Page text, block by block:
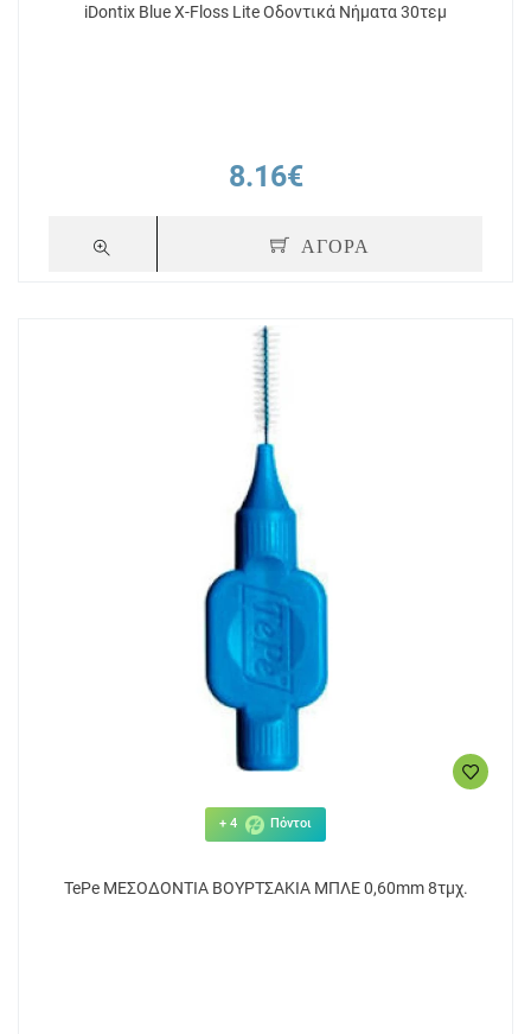
iDontix Blue X-Floss Lite Οδοντικά Νήματα 30τεμ
8.16€
ΑΓΟΡΑ
+ 4 Πόντοι
TePe ΜΕΣΟΔΟΝΤΙΑ ΒΟΥΡΤΣΑΚΙΑ ΜΠΛΕ 0,60mm 8τμχ.